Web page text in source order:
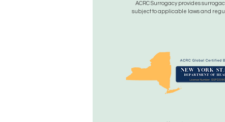
ACRC Surrogacy provides
subject to applicable laws and